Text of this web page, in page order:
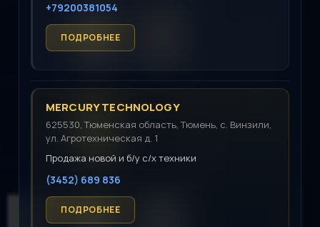
+79200381054
MERCURY TECHNOLOGY
625530, Тюменская область, Тюмень, с. Винзили,
ул. Агротехническая д. 1
Продажа новой и б/у с/х техники
(3452) 689 836